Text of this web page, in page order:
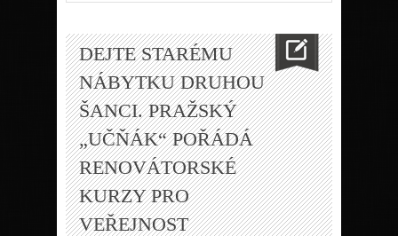
DEJTE STARÉMU
NÁBYTKU DRUHOU
ŠANCI. PRAŽSKÝ
„UČŇÁK“ POŘÁDÁ
RENOVÁTORSKÉ
KURZY PRO
VEŘEJNOST